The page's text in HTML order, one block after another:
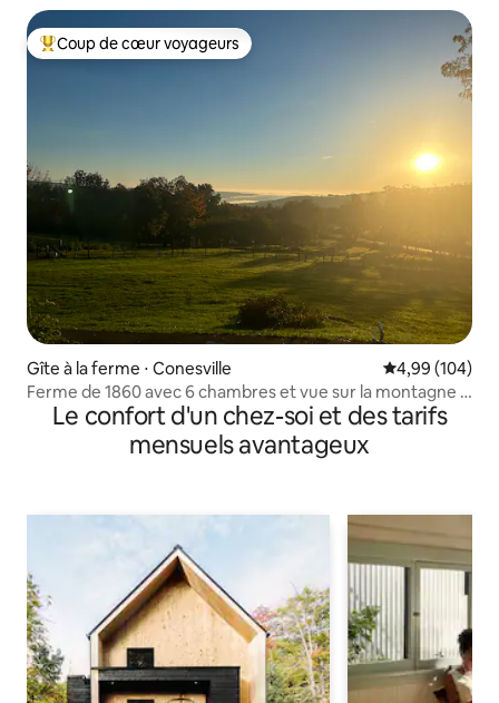
Coups de cœur voyageurs les plus appréciés
Coup de cœur voyageurs
Gîte à la ferme ⋅ Conesville Évaluation
4,99 (104)
Ferme de 1860 avec 6 chambres et vue sur la montagne à
Windham
Le confort d'un chez-soi et des tarifs
mensuels avantageux